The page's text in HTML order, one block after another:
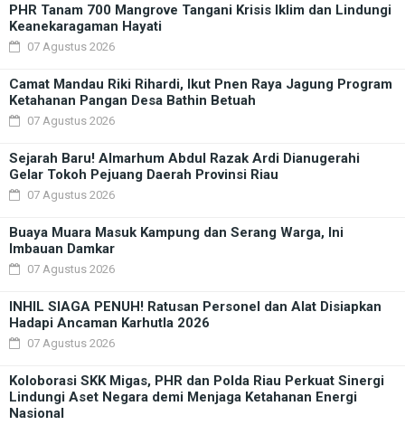
PHR Tanam 700 Mangrove Tangani Krisis Iklim dan Lindungi
Keanekaragaman Hayati
07 Agustus 2026
Camat Mandau Riki Rihardi, Ikut Pnen Raya Jagung Program
Ketahanan Pangan Desa Bathin Betuah
07 Agustus 2026
Sejarah Baru! Almarhum Abdul Razak Ardi Dianugerahi
Gelar Tokoh Pejuang Daerah Provinsi Riau
07 Agustus 2026
Buaya Muara Masuk Kampung dan Serang Warga, Ini
Imbauan Damkar
07 Agustus 2026
INHIL SIAGA PENUH! Ratusan Personel dan Alat Disiapkan
Hadapi Ancaman Karhutla 2026
07 Agustus 2026
Koloborasi SKK Migas, PHR dan Polda Riau Perkuat Sinergi
Lindungi Aset Negara demi Menjaga Ketahanan Energi
Nasional